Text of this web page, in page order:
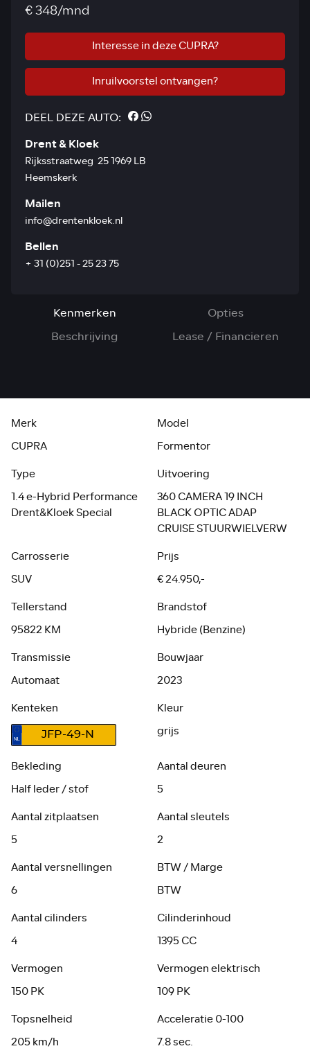
€ 348/mnd
Interesse in deze CUPRA?
Inruilvoorstel ontvangen?
DEEL DEZE AUTO:
Drent & Kloek
Rijksstraatweg 25 1969 LB
Heemskerk
Mailen
info@drentenkloek.nl
Bellen
+ 31 (0)251 - 25 23 75
Kenmerken
Opties
Beschrijving
Lease / Financieren
Merk
CUPRA
Model
Formentor
Type
1.4 e-Hybrid Performance
Drent&Kloek Special
Uitvoering
360 CAMERA 19 INCH
BLACK OPTIC ADAP
CRUISE STUURWIELVERW
Carrosserie
SUV
Prijs
€ 24.950,-
Tellerstand
95822 KM
Brandstof
Hybride (Benzine)
Transmissie
Automaat
Bouwjaar
2023
Kenteken
JFP-49-N
Kleur
grijs
Bekleding
Half leder / stof
Aantal deuren
5
Aantal zitplaatsen
5
Aantal sleutels
2
Aantal versnellingen
6
BTW / Marge
BTW
Aantal cilinders
4
Cilinderinhoud
1395 CC
Vermogen
150 PK
Vermogen elektrisch
109 PK
Topsnelheid
205 km/h
Acceleratie 0-100
7.8 sec.